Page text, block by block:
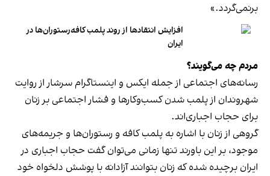
برنمی‎‌گردد.»
افزایش انتقادها از روند پلمب کافه‌رستوران‌ها در
ایران
مردم چه می‌گویند؟
رسانه‎‌های اجتماعی از جمله ایکس و اینستاگرام سرشار از روایت
شهروندان از پلمب شدن کسب‌وکارها و فشار اجتماعی بر زنان
برای حجاب اجباری‌اند.
گروهی از زنان با اشاره به پلمب کافه و رستوران‌ها و جریمه‌های
موجود، بر این باورند تنها زمانی می‌توان گفت حجاب اجباری در
ایران برچیده شده که زنان بتوانند آزادانه با پوشش دلخواه خود